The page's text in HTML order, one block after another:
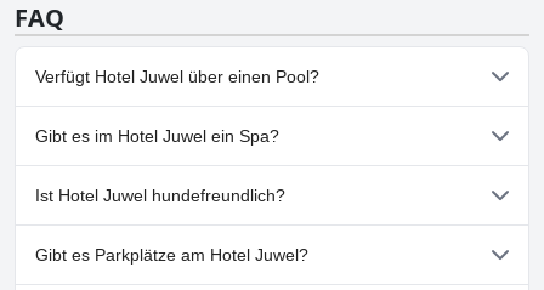
FAQ
Verfügt Hotel Juwel über einen Pool?
Nein, Hotel Juwel hat keinen Pool.
Gibt es im Hotel Juwel ein Spa?
Nein, ein Spa ist im Hotel Juwel nicht vorhanden.
Ist Hotel Juwel hundefreundlich?
Nein, Hotel Juwel erlaubt keine Hunde.
Gibt es Parkplätze am Hotel Juwel?